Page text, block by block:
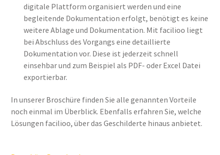
digitale Plattform organisiert werden und eine
begleitende Dokumentation erfolgt, benötigt es keine
weitere Ablage und Dokumentation. Mit facilioo liegt
bei Abschluss des Vorgangs eine detaillierte
Dokumentation vor. Diese ist jederzeit schnell
einsehbar und zum Beispiel als PDF- oder Excel Datei
exportierbar.
In unserer Broschüre finden Sie alle genannten Vorteile
noch einmal im Überblick. Ebenfalls erfahren Sie, welche
Lösungen facilioo, über das Geschilderte hinaus anbietet.